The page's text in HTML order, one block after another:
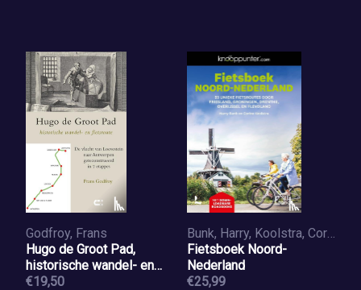
Godfroy, Frans
Hugo de Groot Pad,
historische wandel- en
fietsroute
€19,50
Bunk, Harry, Koolstra, Corine
Fietsboek Noord-
Nederland
€25,99